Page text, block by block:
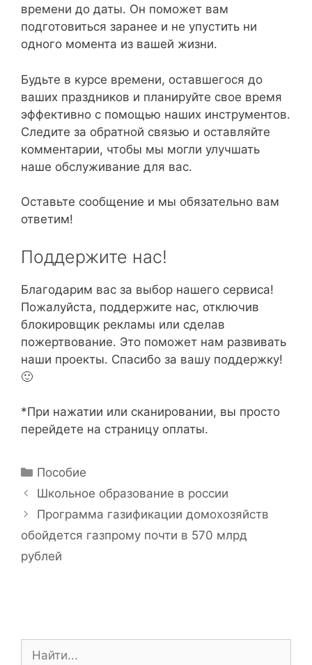
времени до даты. Он поможет вам
подготовиться заранее и не упустить ни
одного момента из вашей жизни.
Будьте в курсе времени, оставшегося до
ваших праздников и планируйте свое время
эффективно с помощью наших инструментов.
Следите за обратной связью и оставляйте
комментарии, чтобы мы могли улучшать
наше обслуживание для вас.
Оставьте сообщение и мы обязательно вам
ответим!
Поддержите нас!
Благодарим вас за выбор нашего сервиса!
Пожалуйста, поддержите нас, отключив
блокировщик рекламы или сделав
пожертвование. Это поможет нам развивать
наши проекты. Спасибо за вашу поддержку!
🙂
*При нажатии или сканировании, вы просто
перейдете на страницу оплаты.
Р
у
р
и
к
Пособие
Н
а
и
г
Школьное образование в россии
Программа газификации домохозяйств
обойдется газпрому почти в 570 млрд
рублей